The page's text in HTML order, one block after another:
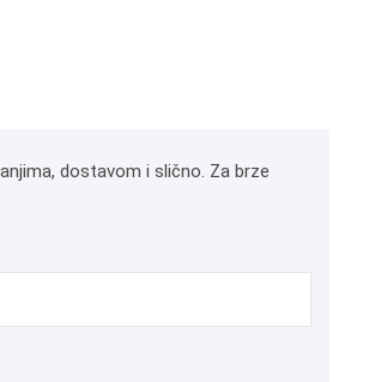
dostavom i slično. Za brze